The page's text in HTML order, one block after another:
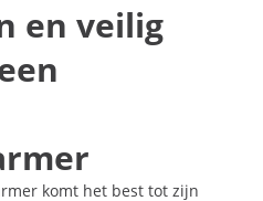
en veilig
komt het best tot zijn